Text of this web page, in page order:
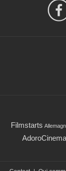
Filmstarts
AdoroCinema